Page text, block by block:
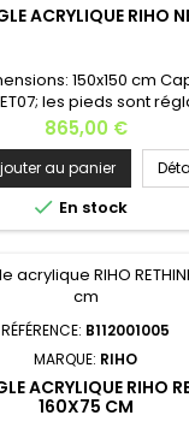
ACRYLIQUE RIHO
150x150 cm
les pieds sont
baignoire: blanc
kit vidage,
AH05 - couleur au
est disponible en
nous contacter pour...
Prix
865,00 €
au panier
 En stock
RÉFÉRENCE: B112001005
MARQUE: RIHO
ACRYLIQUE RIHO
160X75 CM